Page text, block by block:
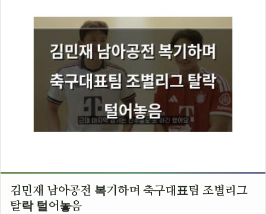
김민재 남아공전 복기하며 축구대표팀 조별리그
탈락 털어놓음